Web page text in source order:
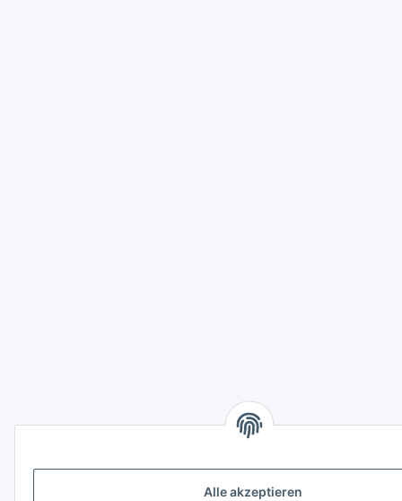
Alle akzeptieren